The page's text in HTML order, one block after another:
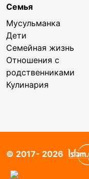
Семья
Мусульманка
Дети
Семейная жизнь
Отношения с
родственниками
Кулинария
© 2017- 2026